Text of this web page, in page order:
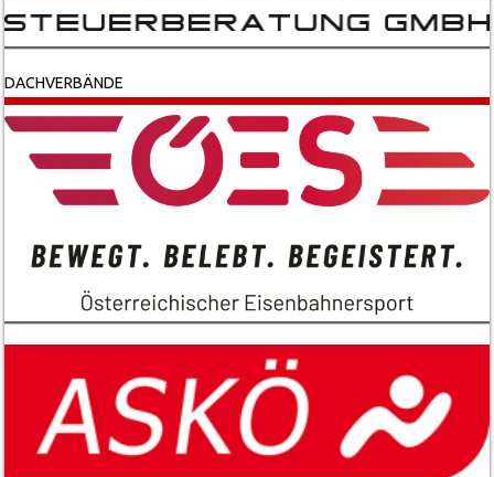
DACHVERBÄNDE